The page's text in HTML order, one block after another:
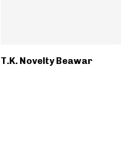
T.K. Novelty Beawar